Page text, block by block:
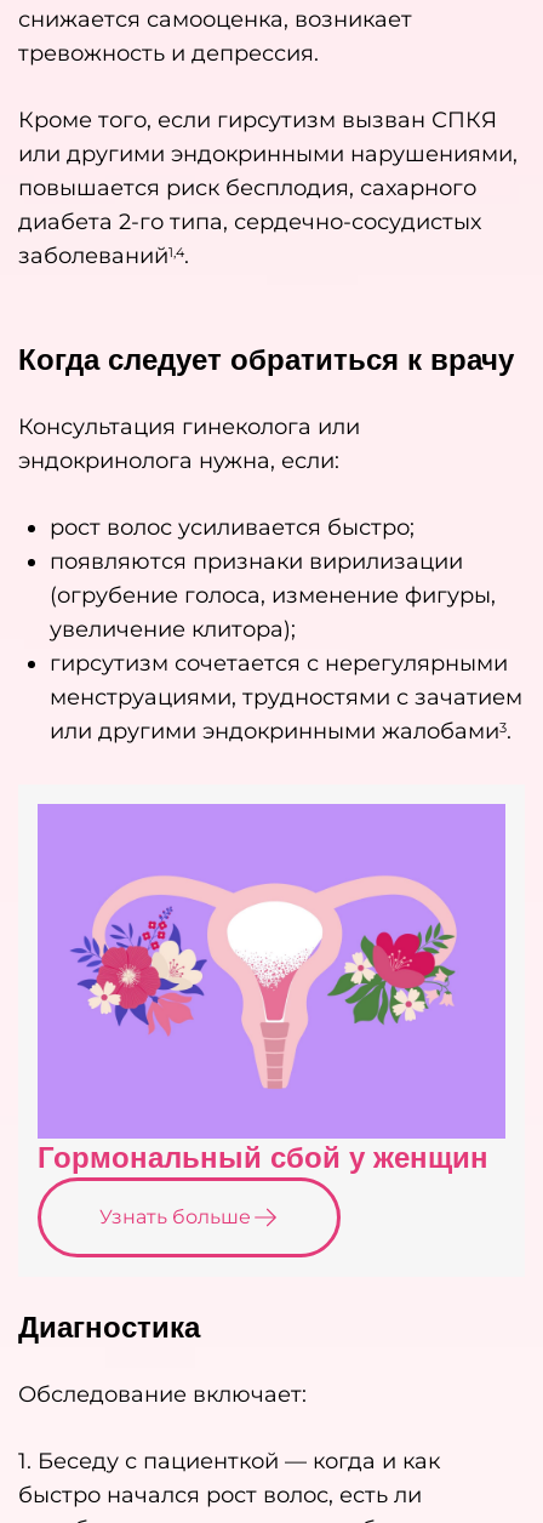
снижается самооценка, возникает
тревожность и депрессия.
Кроме того, если гирсутизм вызван СПКЯ
или другими эндокринными нарушениями,
повышается риск бесплодия, сахарного
диабета 2-го типа, сердечно-сосудистых
заболеваний1,4.
Когда следует обратиться к врачу
Консультация гинеколога или
эндокринолога нужна, если:
рост волос усиливается быстро;
появляются признаки вирилизации
(огрубение голоса, изменение фигуры,
увеличение клитора);
гирсутизм сочетается с нерегулярными
менструациями, трудностями с зачатием
или другими эндокринными жалобами3.
Гормональный сбой у женщин
Узнать больше
Диагностика
Обследование включает:
1. Беседу с пациенткой — когда и как
быстро начался рост волос, есть ли